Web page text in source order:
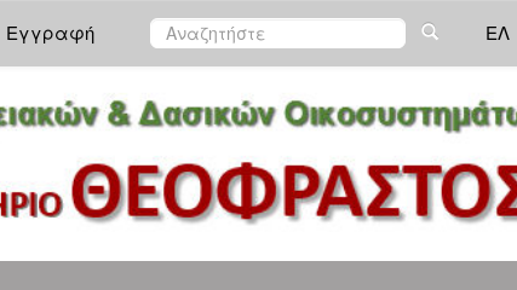
Εγγραφή ΕΛ